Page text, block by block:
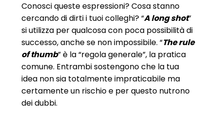
Conosci queste espressioni? Cosa stanno
cercando di dirti i tuoi colleghi? “A long shot”
si utilizza per qualcosa con poca possibilità di
successo, anche se non impossibile. “The rule
of thumb” è la “regola generale”, la pratica
comune. Entrambi sostengono che la tua
idea non sia totalmente impraticabile ma
certamente un rischio e per questo nutrono
dei dubbi.